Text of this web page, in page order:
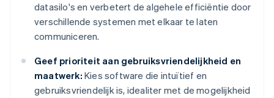
datasilo's en verbetert de algehele efficiëntie door
verschillende systemen met elkaar te laten
communiceren.
Geef prioriteit aan gebruiksvriendelijkheid en
maatwerk: Kies software die intuïtief en
gebruiksvriendelijk is, idealiter met de mogelijkheid